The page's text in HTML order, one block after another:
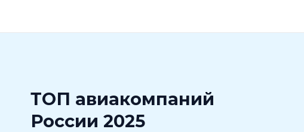
ТОП авиакомпаний
России 2025